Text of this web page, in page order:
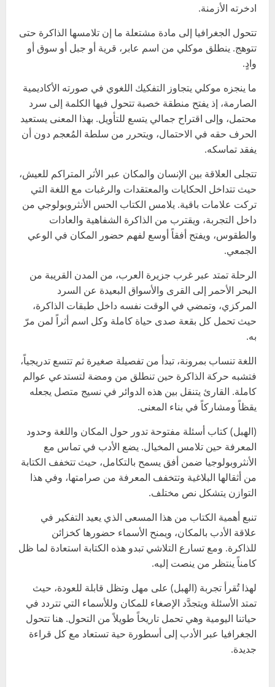
ادخرته الأزمنة.
تتحول الجغرافيا إلى مادة مشتعلة ما إن تلامسها الذاكرة حتى
تتوهج. ينطلق موكلي من اسم عابر، قرية أو جبل أو سوق أو
وادٍ.
ما ينجزه موكلي يتجاوز التفكيك اللغوي في صورته الأكاديمية
الصارمة، إذ يفتح منطقة خصبة تتحول فيها الكلمة إلى سرد
محتمل، وإلى اقتراح جمالي يتسع للتأويل. بهذا المعنى يستعيد
الحرف حقه في الاحتمال، ويتحرر من سلطة المُعجم دون أن
يفقد تماسكه.
تتجلى العلاقة بين الإنسان والمكان عبر الأثر المتراكم للعيش،
حيث تتداخل الحكايات والمعتقدات والرغبات مع اللغة التي
تركت علامات باقية. يلامس الكتاب الحس الأنثروبولوجي من
داخل التجربة، ويقترب من الذاكرة الشفاهية والعادات
والطقوس، ويفتح أفقاً أوسع لفهم حضور المكان في الوعي
الجمعي.
الرحلة تمتد عبر غرب جزيرة العرب، من المدن القريبة من
البحر الأحمر إلى القرى والأسواق البعيدة عن السرد
المركزي، وتمضي في الوقت نفسه داخل طبقات الذاكرة،
حيث تحمل كل بقعة صدى حياة كاملة وكل اسم أثراً لمن مرّ
به.
اللغة تنساب بمرونة، تبدأ من تفصيلة صغيرة ثم تتسع تدريجياً،
فتشبه حركة الذاكرة حين تنطلق من ومضة لتستدعي عوالم
كاملة. القارئ يتنقل بين هذه الدوائر في نسيج متصل يجعله
يقظاً ومشاركاً في بناء المعنى.
(الهبل) كتاب أسئلة مفتوحة تدور حول المكان واللغة وحدود
المعرفة حين تلامس المخيال. يضع الأدب في تماس مع
الأنثروبولوجيا ضمن أفق يسمح بالتكامل، حيث تتخفف الكتابة
من أثقالها البلاغية وتتخفف المعرفة من صرامتها، وفي هذا
التوازن يتشكل نص مختلف.
تنبع أهمية الكتاب من هذا المسعى الذي يعيد التفكير في
علاقة الأدب بالمكان، ويمنح الأسماء حضورها كخزائن
للذاكرة. ومع تسارع التلاشي تبدو هذه الكتابة استعادة لما ظل
كامناً ينتظر من ينصت إليه.
لهذا تُقرأ تجربة (الهبل) على مهل وتظل قابلة للعودة، حيث
تمتد الأسئلة ويتجدَّد الإصغاء للمكان وللأسماء التي تتردد في
حياتنا اليومية وهي تحمل تاريخاً طويلاً من التحول. هنا تتحول
الجغرافيا عبر الأدب إلى أسطورة حية تستعاد مع كل قراءة
جديدة.